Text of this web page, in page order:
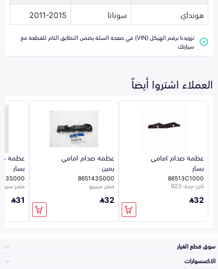
هونداي
سوناتا 2011-2015
تزويدنا برقم الهيكل (VIN) في صفحة السلة يضمن التطابق التام للقطعة مع
سيارتك
العملاء اشتروا أيضاً
عظمة صدام امامي
يسار
86513C1000
تاجر-جدة-923
32
عظمة صدام امامي
يمين
865143S000
متجر سبيرو
32
عظمة
يسار
متجر سبيرو
31
سوق قطع الغيار
الاكسسوارات